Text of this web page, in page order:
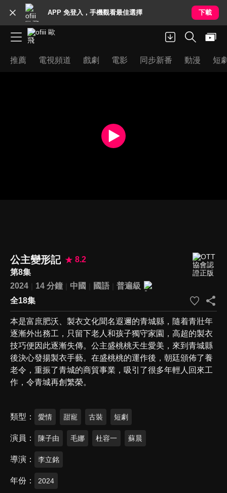
APP 免登入，手機觀看最佳選擇 下載
推薦 電視頻道 戲劇 電影 同步新番 動漫 短
公主變形記
8.2
第8集
2024
14 分鐘 中國 國語
普遍級
全18集
本是富庶肥沃、製衣文化聞名遐邇的青城縣，隨着青壯年
逐漸外出務工，只留下老人和孩子獨守家園，高超的製衣
技巧便因此逐漸失傳。公主盛桃桃天生愛美，來到青城縣
後決心發揚製衣手藝。在盛桃桃的運作後，朝廷頒佈了養
老令，重振了青城的商貿事業，吸引了很多年輕人回來工
作，令青城再創繁榮。
類型 愛情 甜寵 古裝 短劇
演員 陳子由 毛娜 杜容一 蘇晨
導演 李立銘
年份 2024